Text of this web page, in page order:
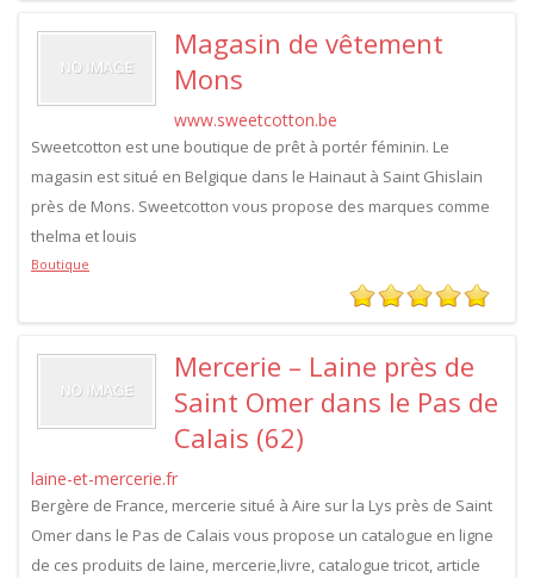
Magasin de vêtement
Mons
www.sweetcotton.be
Sweetcotton est une boutique de prêt à portér féminin. Le
magasin est situé en Belgique dans le Hainaut à Saint Ghislain
près de Mons. Sweetcotton vous propose des marques comme
thelma et louis
Boutique
Mercerie – Laine près de
Saint Omer dans le Pas de
Calais (62)
laine-et-mercerie.fr
Bergère de France, mercerie situé à Aire sur la Lys près de Saint
Omer dans le Pas de Calais vous propose un catalogue en ligne
de ces produits de laine, mercerie,livre, catalogue tricot, article